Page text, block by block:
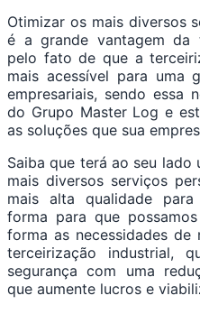
Otimizar os mais diversos
é a grande vantagem da
pelo fato de que a
mais acessível para uma
empresariais, sendo essa
do Grupo Master Log e
as soluções que sua
Saiba que terá ao seu lado
mais diversos serviços
mais alta qualidade
forma para que
forma as necessidades
terceirização industrial,
segurança com uma
que aumente lucros e